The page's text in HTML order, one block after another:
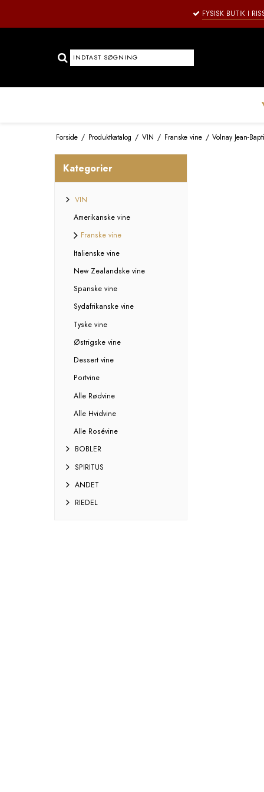
FYSISK BUTIK I
Forside / Produktkatalog / VIN / Franske vine / Volnay Jean-
Kategorier
VIN
Amerikanske vine
Franske vine
Italienske vine
New Zealandske vine
Spanske vine
Sydafrikanske vine
Tyske vine
Østrigske vine
Dessert vine
Portvine
Alle Rødvine
Alle Hvidvine
Alle Rosévine
BOBLER
SPIRITUS
ANDET
RIEDEL